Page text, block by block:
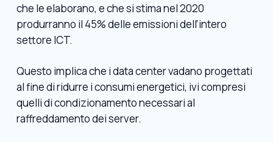
che le elaborano, e che si stima nel 2020
produrranno il 45% delle emissioni dell’intero
settore ICT.
Questo implica che i data center vadano progettati
al fine di ridurre i consumi energetici, ivi compresi
quelli di condizionamento necessari al
raffreddamento dei server.